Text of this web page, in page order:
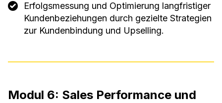
Erfolgsmessung und Optimierung langfristiger
Kundenbeziehungen durch gezielte Strategien
zur Kundenbindung und Upselling.
Modul 6: Sales Performance und